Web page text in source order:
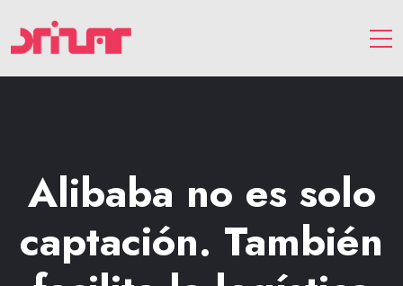
Alibaba no es solo
captación. También